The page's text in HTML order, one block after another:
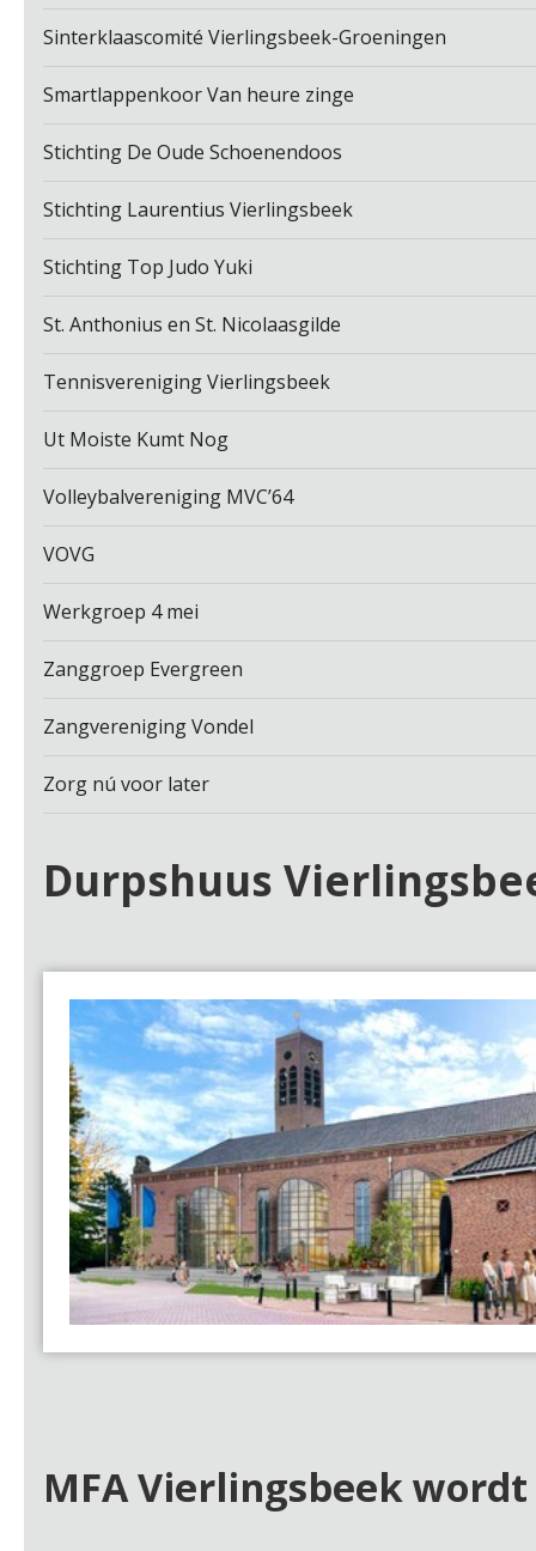
Sinterklaascomité Vierlingsbeek-Groeningen
Smartlappenkoor Van heure zinge
Stichting De Oude Schoenendoos
Stichting Laurentius Vierlingsbeek
Stichting Top Judo Yuki
St. Anthonius en St. Nicolaasgilde
Tennisvereniging Vierlingsbeek
Ut Moiste Kumt Nog
Volleybalvereniging MVC’64
VOVG
Werkgroep 4 mei
Zanggroep Evergreen
Zangvereniging Vondel
Zorg nú voor later
Durpshuus
MFA Vierlingsbeek wordt